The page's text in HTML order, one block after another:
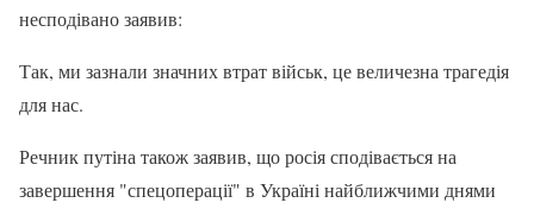
несподівано заявив:
Так, ми зазнали значних втрат військ, це величезна трагедія
для нас.
Речник путіна також заявив, що росія сподівається на
завершення "спецоперації" в Україні найближчими днями